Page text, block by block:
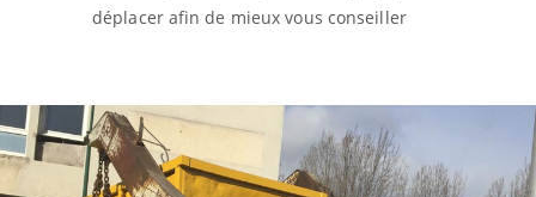
déplacer afin de mieux vous conseiller